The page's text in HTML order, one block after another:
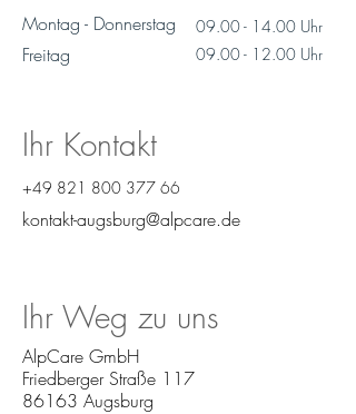
Montag - Donnerstag
Freitag
09.00 - 14.00 Uhr
09.00 - 12.00 Uhr
Ihr Kontakt
+49 821 800 377 66
kontakt-augsburg@alpcare.de
Ihr Weg zu uns
AlpCare GmbH
Friedberger Straße 117
86163 Augsburg